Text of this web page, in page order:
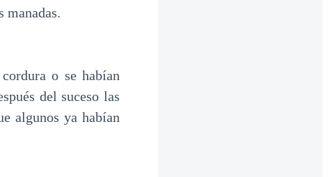
manadas.
o se habían
del suceso las
algunos ya habían